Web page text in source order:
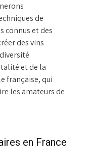
de
connus et des
des vins
et de la
française, qui
les amateurs de
en France